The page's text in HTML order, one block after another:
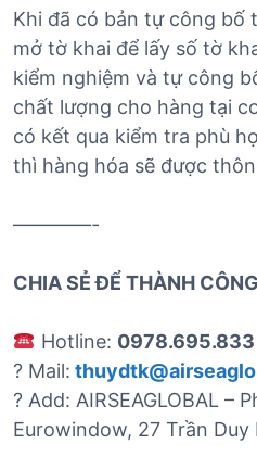
Khi đã có bản tự công bố
mở tờ khai để lấy số tờ
kiểm nghiệm và tự công
chất lượng cho hàng tại
có kết qua kiểm tra phù
thì hàng hóa sẽ được
————-
CHIA SẺ ĐỂ THÀNH
Hotline: 0978.695.833
? Mail:
? Add: AIRSEAGLOBAL –
Eurowindow, 27 Trần Duy